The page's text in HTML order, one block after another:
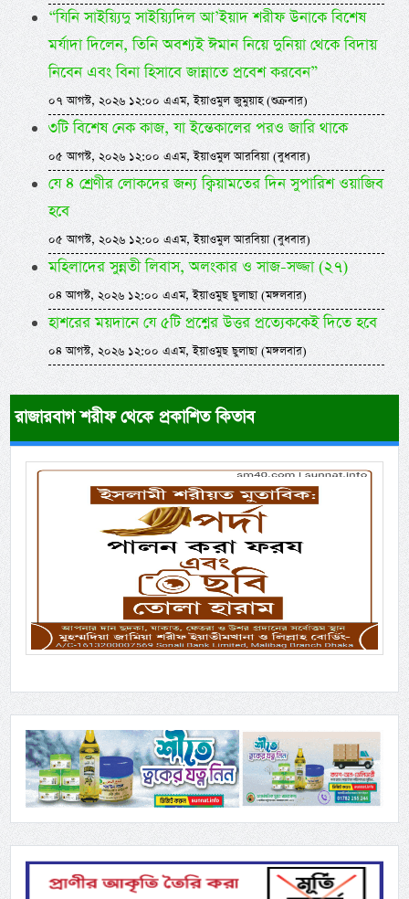
“যিনি সাইয়্যিদু সাইয়্যিদিল আ’ইয়াদ শরীফ উনাকে বিশেষ
মর্যাদা দিলেন, তিনি অবশ্যই ঈমান নিয়ে দুনিয়া থেকে বিদায়
নিবেন এবং বিনা হিসাবে জান্নাতে প্রবেশ করবেন”
০৭ আগস্ট, ২০২৬ ১২:০০ এএম, ইয়াওমুল জুমুয়াহ (শুক্রবার)
৩টি বিশেষ নেক কাজ, যা ইন্তেকালের পরও জারি থাকে
০৫ আগস্ট, ২০২৬ ১২:০০ এএম, ইয়াওমুল আরবিয়া (বুধবার)
যে ৪ শ্রেণীর লোকদের জন্য ক্বিয়ামতের দিন সুপারিশ ওয়াজিব
হবে
০৫ আগস্ট, ২০২৬ ১২:০০ এএম, ইয়াওমুল আরবিয়া (বুধবার)
মহিলাদের সুন্নতী লিবাস, অলংকার ও সাজ-সজ্জা (২৭)
০৪ আগস্ট, ২০২৬ ১২:০০ এএম, ইয়াওমুছ ছুলাছা (মঙ্গলবার)
হাশরের ময়দানে যে ৫টি প্রশ্নের উত্তর প্রত্যেককেই দিতে হবে
০৪ আগস্ট, ২০২৬ ১২:০০ এএম, ইয়াওমুছ ছুলাছা (মঙ্গলবার)
রাজারবাগ শরীফ থেকে প্রকাশিত কিতাব